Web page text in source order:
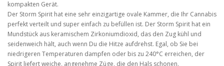
kompakten Gerät.
Der Storm Spirit hat eine sehr einzigartige ovale Kammer, die Ihr Cannabis
perfekt verteilt und super einfach zu befüllen ist. Der Storm Spirit hat ein
Mundstück aus keramischem Zirkoniumdioxid, das den Zug kühl und
seidenweich hält, auch wenn Du die Hitze aufdrehst. Egal, ob Sie bei
niedrigeren Temperaturen dampfen oder bis zu 240°C erreichen, der
Spirit liefert weiche, angenehme Züge, die den Hals schonen.